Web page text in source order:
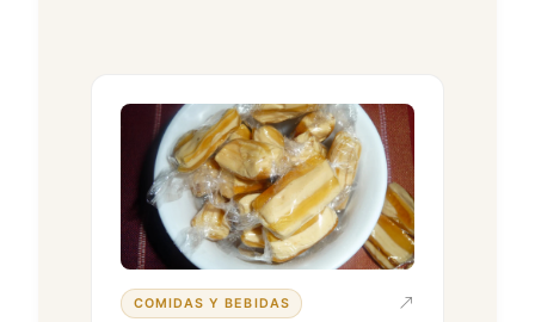
COMIDAS Y BEBIDAS